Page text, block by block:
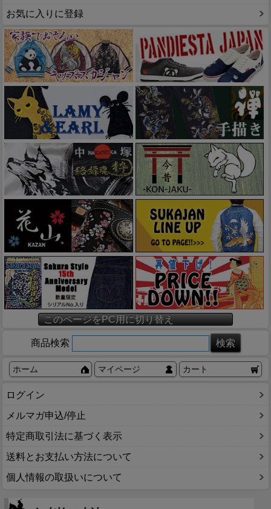
お気に入りに登録
このページをPC用に切り替え
商品検索
ホーム マイページ カート
ログイン
メルマガ申込/停止
特定商取引法に基づく表示
送料とお支払い方法について
個人情報の取扱いについて